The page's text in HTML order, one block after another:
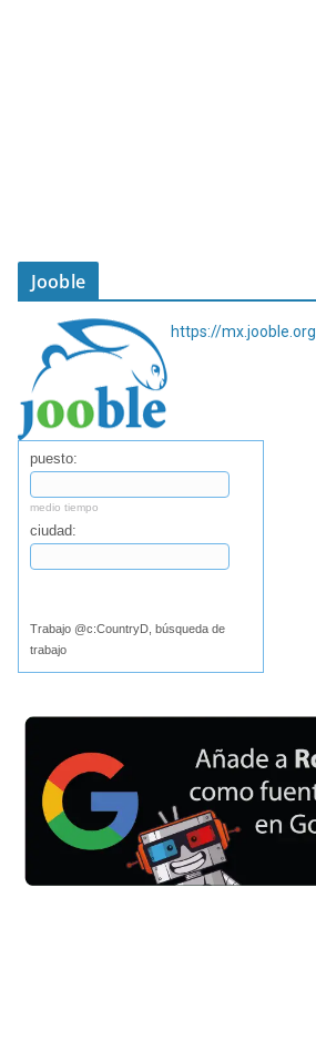
Jooble
https://mx.jooble.org
puesto:
medio tiempo
ciudad:
Trabajo @c:CountryD, búsqueda de
trabajo